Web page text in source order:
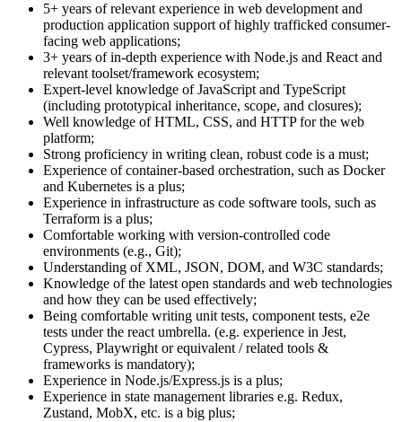
5+ years of relevant experience in web development and
production application support of highly trafficked consumer-
facing web applications;
3+ years of in-depth experience with Node.js and React and
relevant toolset/framework ecosystem;
Expert-level knowledge of JavaScript and TypeScript
(including prototypical inheritance, scope, and closures);
Well knowledge of HTML, CSS, and HTTP for the web
platform;
Strong proficiency in writing clean, robust code is a must;
Experience of container-based orchestration, such as Docker
and Kubernetes is a plus;
Experience in infrastructure as code software tools, such as
Terraform is a plus;
Comfortable working with version-controlled code
environments (e.g., Git);
Understanding of XML, JSON, DOM, and W3C standards;
Knowledge of the latest open standards and web technologies
and how they can be used effectively;
Being comfortable writing unit tests, component tests, e2e
tests under the react umbrella. (e.g. experience in Jest,
Cypress, Playwright or equivalent / related tools &
frameworks is mandatory);
Experience in Node.js/Express.js is a plus;
Experience in state management libraries e.g. Redux,
Zustand, MobX, etc. is a big plus;